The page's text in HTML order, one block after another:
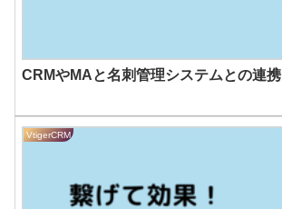
CRMやMAと名刺管理システムとの連携
VtigerCRM